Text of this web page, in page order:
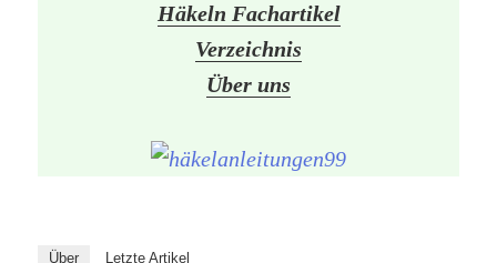
Häkeln Fachartikel
Verzeichnis
Über uns
Über Letzte Artikel